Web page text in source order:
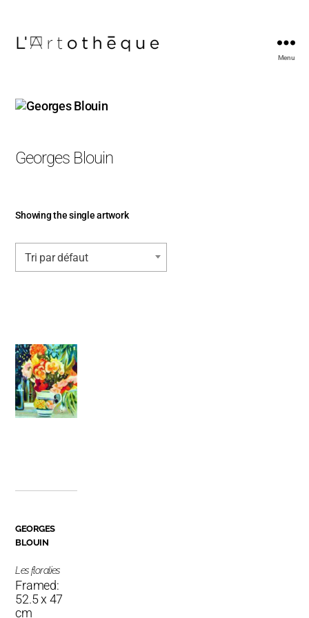
Menu
Georges Blouin
Showing the single artwork
Tri par défaut
GEORGES
BLOUIN
Les floralies
Framed:
52.5 x 47
cm